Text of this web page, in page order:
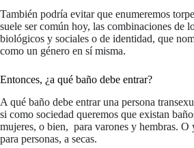
También podría evitar que enumeremos
suele ser común hoy, las combinaciones de
biológicos y sociales o de identidad, que
como un género en sí misma.
Entonces, ¿a qué baño debe entrar?
A qué baño debe entrar una persona
si como sociedad queremos que existan
mujeres, o bien, para varones y hembras. O
para personas, a secas.